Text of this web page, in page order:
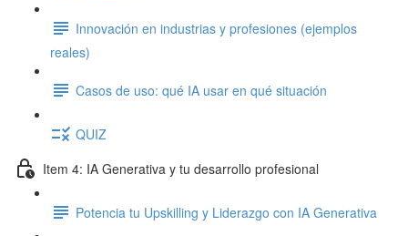
Innovación en industrias y profesiones (ejemplos
reales)
Casos de uso: qué IA usar en qué situación
QUIZ
Item 4: IA Generativa y tu desarrollo profesional
Potencia tu Upskilling y Liderazgo con IA Generativa